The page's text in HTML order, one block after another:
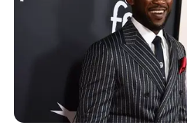
ΔΗΜΟΦΙΛΗ ΑΡΘΡΑ